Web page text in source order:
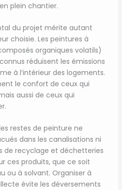
plein chantier.
du projet mérite autant
choisie. Les peintures à
organiques volatils)
réduisent les émissions
à l’intérieur des logements.
le confort de ceux qui
aussi de ceux qui
restes de peinture ne
dans les canalisations ni
de recyclage et déchetteries
ces produits, que ce soit
ou à solvant. Organiser à
évite les déversements